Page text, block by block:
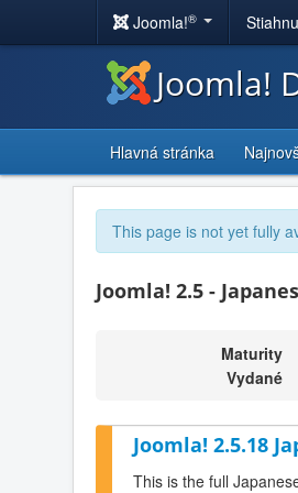
Joomla!®
Joomla!
Hlavná stránka
This page is not yet fully
Joomla! 2.5 -
Maturity
Vydané
Joomla! 2.5.18
This is the full